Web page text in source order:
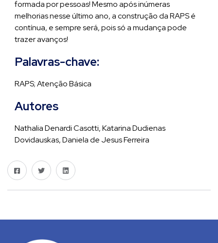
formada por pessoas! Mesmo após inúmeras
melhorias nesse último ano, a construção da RAPS é
contínua, e sempre será, pois só a mudança pode
trazer avanços!
Palavras-chave:
RAPS; Atenção Básica
Autores
Nathalia Denardi Casotti, Katarina Dudienas
Dovidauskas, Daniela de Jesus Ferreira